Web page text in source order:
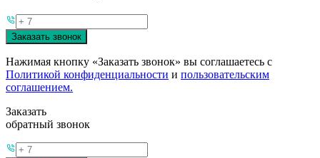
Заказать звонок
Нажимая кнопку «Заказать звонок» вы соглашаетесь с
Политикой конфиденциальности и пользовательским
соглашением.
Заказать
обратный звонок